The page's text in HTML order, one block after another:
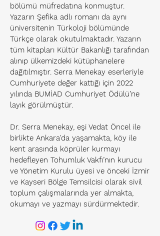
bölümü müfredatına konmuştur.
Yazarın Şefika adlı romanı da aynı
üniversitenin Türkoloji bölümünde
Türkçe olarak okutulmaktadır. Yazarın
tüm kitapları Kültür Bakanlığı tarafından
alınıp ülkemizdeki kütüphanelere
dağıtılmıştır. Serra Menekay eserleriyle
Cumhuriyete değer kattığı için 2022
yılında BUMİAD Cumhuriyet Ödülü’ne
layık görülmüştür.
Dr. Serra Menekay, eşi Vedat Öncel ile
birlikte Ankara'da yaşamakta, köy ile
kent arasında köprüler kurmayı
hedefleyen Tohumluk Vakfı’nın kurucu
ve Yönetim Kurulu üyesi ve önceki İzmir
ve Kayseri Bölge Temsilcisi olarak sivil
toplum çalışmalarında yer almakta,
okumayı ve yazmayı sürdürmektedir.